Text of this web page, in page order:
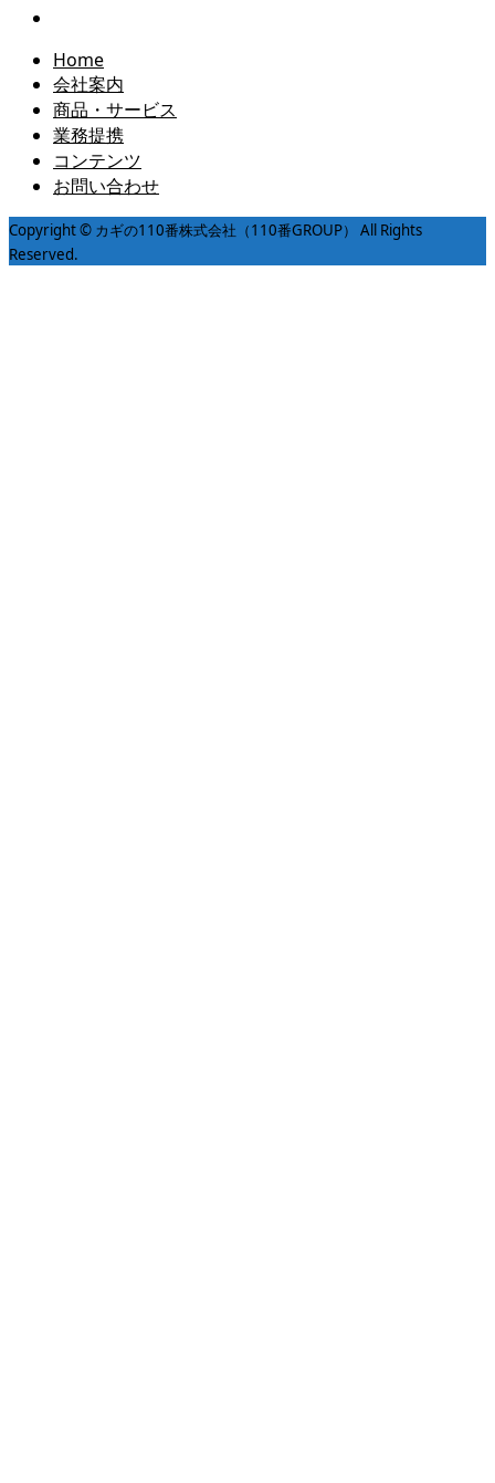
Home
会社案内
商品・サービス
業務提携
コンテンツ
お問い合わせ
Copyright © カギの110番株式会社（110番GROUP） All Rights
Reserved.